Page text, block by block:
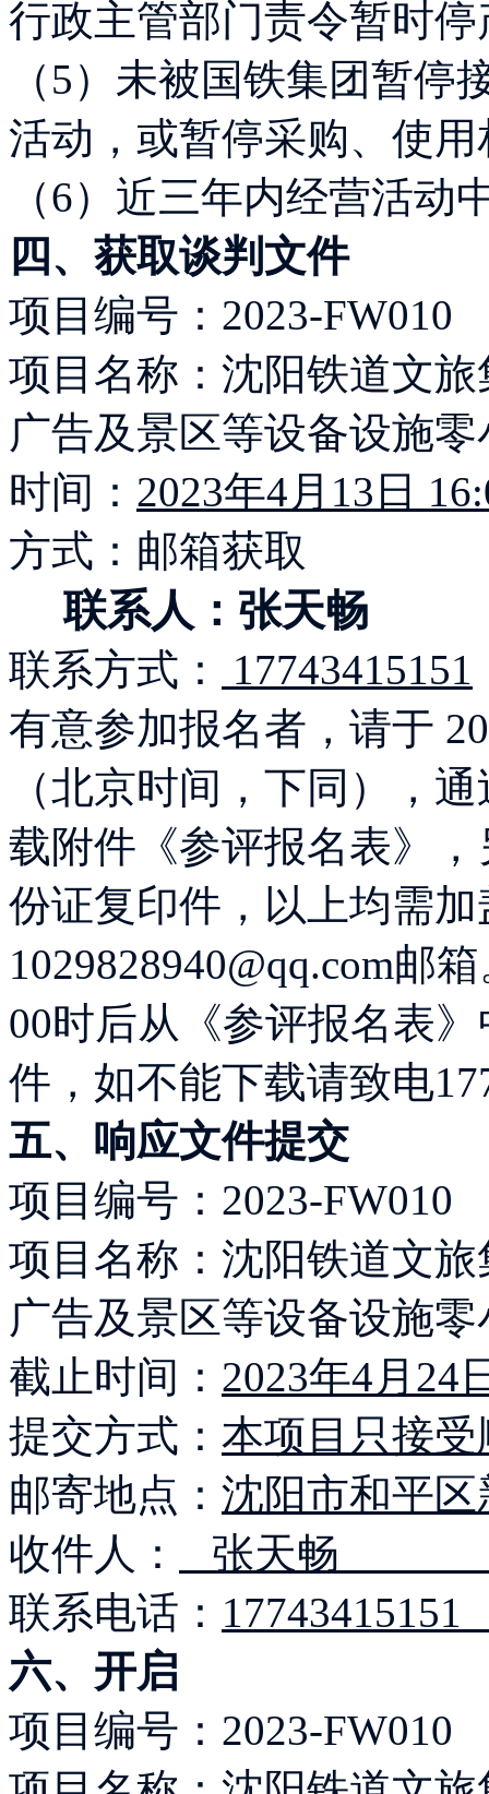
行政主管部门责令暂时
（5）未被国铁集团暂
活动，或暂停采购、使
（6）近三年内经营活动
四、获取谈判文件
项目编号：2023-FW010
项目名称：沈阳铁道文
广告及景区等设备设施
时间： 2023年4月13日
方式：邮箱获取
联系人：张天畅
联系方式：
17743415151
有意参加报名者，请于
（北京时间，下同），
载附件《参评报名表》
份证复印件，以上均需
1029828940@qq.com邮
00时后从《参评报名表
件，如不能下载请致电
五、响应文件提交
项目编号：2023-FW010
项目名称：沈阳铁道文
广告及景区等设备设施
截止时间： 2023年4月24
提交方式： 本项目只接
邮寄地点： 沈阳市和平区
收件人：
张天
联系电话：
六、开启
项目编号：2023-FW010